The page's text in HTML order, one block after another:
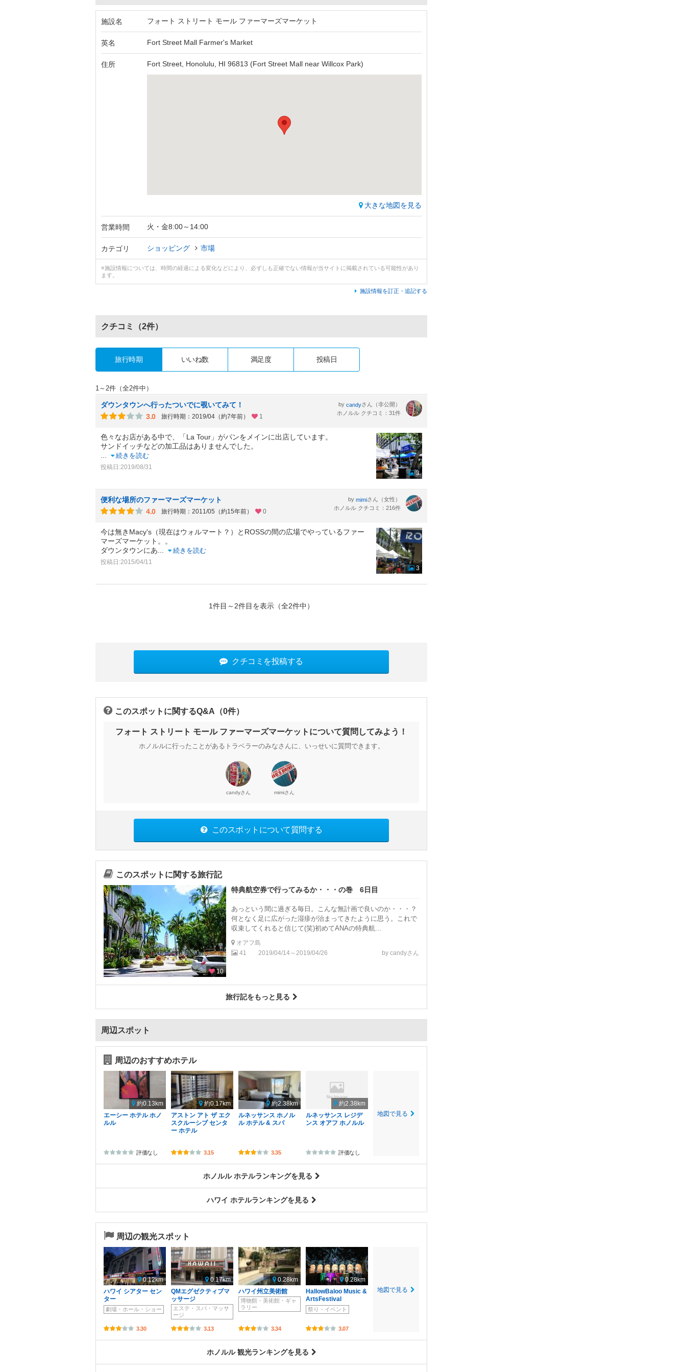
施設名 フォート ストリート モール ファーマーズマーケット
英名 Fort Street Mall Farmer's Market
住所 Fort Street, Honolulu, HI 96813 (Fort Street Mall near Willcox Park)
大きな地図を見る
営業時間 火・金8:00～14:00
カテゴリ ショッピング 市場
※施設情報については、時間の経過による変化などにより、必ずしも正確でない情報が当サイトに掲載されている可能性があり
ます。
施設情報を訂正・追記する
クチコミ （2件）
旅行時期 いいね数 満足度 投稿日
1～2件（全2件中）
ダウンタウンへ行ったついでに覗いてみて！
3.0
旅行時期：2019/04（約7年前） 1
by candyさん（非公開）
ホノルル クチコミ：31件
色々なお店がある中で、「La Tour」がパンをメインに出店しています。
サンドイッチなどの加工品はありませんでした。
続きを読む
投稿日:2019/08/31
3
便利な場所のファーマーズマーケット
4.0
旅行時期：2011/05（約15年前） 0
by mimiさん（女性）
ホノルル クチコミ：216件
今は無きMacy's（現在はウォルマート？）とROSSの間の広場でやっているファー
マーズマーケット。。
ダウンタウンにあ
続きを読む
投稿日:2015/04/11
3
1件目～2件目を表示（全2件中）
クチコミを投稿する
このスポットに関するQ&A（0件）
フォート ストリート モール ファーマーズマーケットについて質問してみよう！
ホノルルに行ったことがあるトラベラーのみなさんに、いっせいに質問できます。
candyさん mimiさん
このスポットについて質問する
このスポットに関する旅行記
10
特典航空券で行ってみるか・・・の巻 6日目
あっという間に過ぎる毎日。こんな無計画で良いのか・・・？
何となく足に広がった湿疹が治まってきたように思う。これで
収束してくれると信じて(笑)初めてANAの特典航...
オアフ島
41
2019/04/14～2019/04/26 by candyさん
旅行記をもっと見る
周辺スポット
周辺のおすすめホテル
約0.13km
エーシー ホテル ホノ
ルル
評価なし
約0.17km
アストン アト ザ エク
スクルーシブ センタ
ー ホテル
3.15
約2.38km
ルネッサンス ホノル
ル ホテル & スパ
3.35
約2.38km
ルネッサンス レジデ
ンス オアフ ホノルル
評価なし
地図で見る
ホノルル ホテルランキングを見る
ハワイ ホテルランキングを見る
周辺の観光スポット
0.12km
ハワイ シアター セン
ター
劇場・ホール・ショー
3.30
0.17km
QMエグゼクティブマ
ッサージ
エステ・スパ・マッサ
ージ
3.13
0.28km
ハワイ州立美術館
博物館・美術館・ギャ
ラリー
3.34
0.28km
HallowBaloo Music &
ArtsFestival
祭り・イベント
3.07
地図で見る
ホノルル 観光ランキングを見る